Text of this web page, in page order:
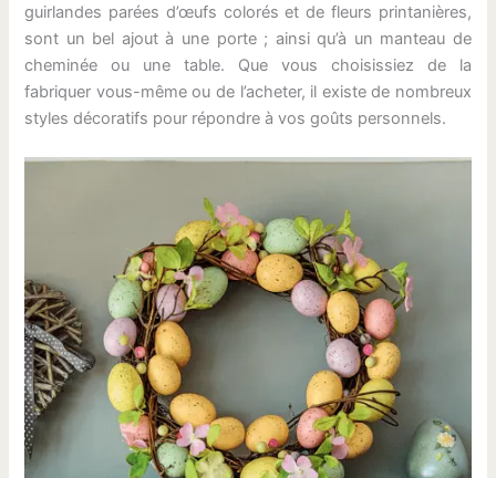
guirlandes parées d’œufs colorés et de fleurs printanières,
sont un bel ajout à une porte ; ainsi qu’à un manteau de
cheminée ou une table. Que vous choisissiez de la
fabriquer vous-même ou de l’acheter, il existe de nombreux
styles décoratifs pour répondre à vos goûts personnels.